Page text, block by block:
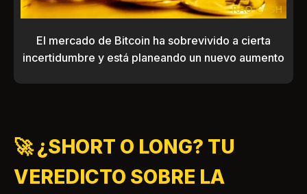
El mercado de Bitcoin ha sobrevivido a cierta
incertidumbre y está planeando un nuevo aumento
🚀 ¿SHORT O LONG? TU
VEREDICTO SOBRE LA